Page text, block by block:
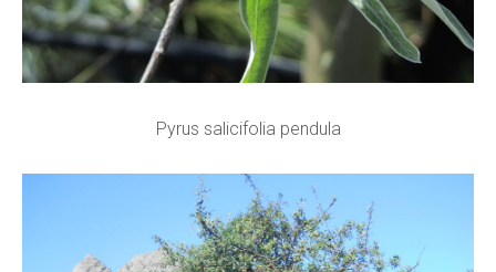
Pyrus salicifolia pendula